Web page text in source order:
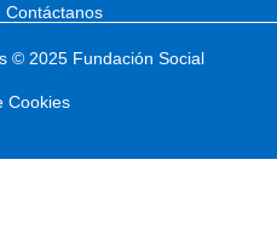
Contáctanos
© 2025 Fundación Social
Cookies